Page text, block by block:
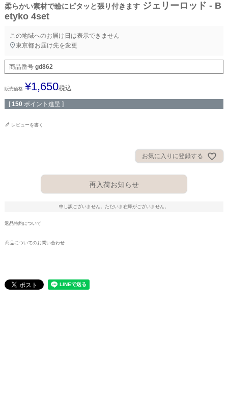
柔らかい素材で瞼にピタッと張り付きます ジェリーロッド - B
etyko 4set
この地域へのお届け日は表示できません
東京都お届け先を変更
商品番号 gd862
販売価格 ¥1,650税込
[ 150 ポイント進呈 ]
レビューを書く
お気に入りに登録する
再入荷お知らせ
申し訳ございません。ただいま在庫がございません。
返品特約について
商品についてのお問い合わせ